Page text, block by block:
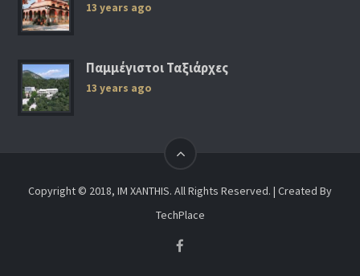
13 years ago
Παμμέγιστοι Ταξιάρχες
13 years ago
Copyright © 2018, IM XANTHIS. All Rights Reserved. | Created By
TechPlace